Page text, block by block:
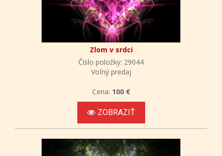
Zlom v srdci
Číslo položky: 29044
Voľný predaj
Cena: 100 €
ZOBRAZIŤ